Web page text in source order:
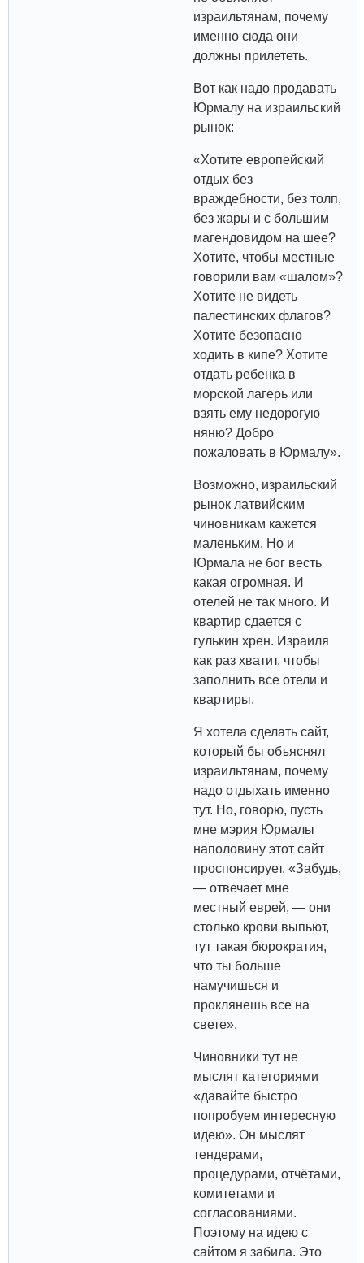
израильтянам, почему
именно сюда они
должны прилететь.
Вот как надо продавать
Юрмалу на израильский
рынок:
«Хотите европейский
отдых без
враждебности, без толп,
без жары и с большим
магендовидом на шее?
Хотите, чтобы местные
говорили вам «шалом»?
Хотите не видеть
палестинских флагов?
Хотите безопасно
ходить в кипе? Хотите
отдать ребенка в
морской лагерь или
взять ему недорогую
няню? Добро
пожаловать в Юрмалу».
Возможно, израильский
рынок латвийским
чиновникам кажется
маленьким. Но и
Юрмала не бог весть
какая огромная. И
отелей не так много. И
квартир сдается с
гулькин хрен. Израиля
как раз хватит, чтобы
заполнить все отели и
квартиры.
Я хотела сделать сайт,
который бы объяснял
израильтянам, почему
надо отдыхать именно
тут. Но, говорю, пусть
мне мэрия Юрмалы
наполовину этот сайт
проспонсирует. «Забудь,
— отвечает мне
местный еврей, — они
столько крови выпьют,
тут такая бюрократия,
что ты больше
намучишься и
проклянешь все на
свете».
Чиновники тут не
мыслят категориями
«давайте быстро
попробуем интересную
идею». Он мыслят
тендерами,
процедурами, отчётами,
комитетами и
согласованиями.
Поэтому на идею с
сайтом я забила. Это